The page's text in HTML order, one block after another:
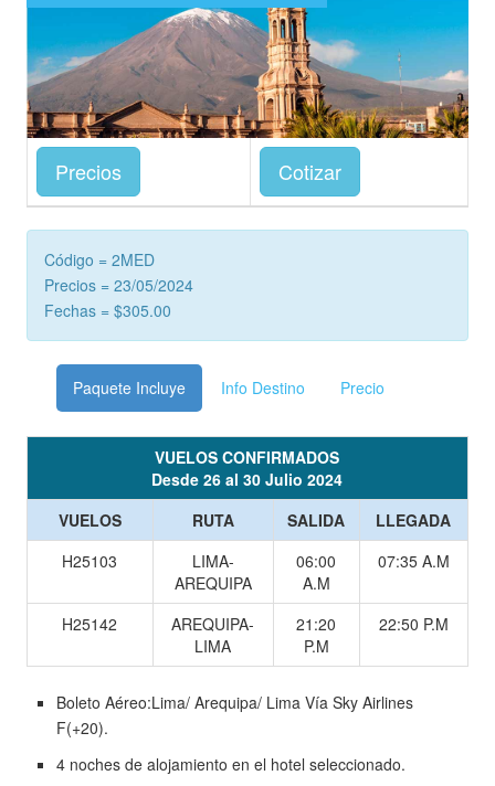
Precios Cotizar
Código = 2MED
Precios = 23/05/2024
Fechas = $305.00
Paquete Incluye Info Destino Precio
VUELOS CONFIRMADOS
Desde 26 al 30 Julio 2024
VUELOS
RUTA SALIDA
LLEGADA
H25103
LIMA-
AREQUIPA
06:00
A.M
07:35 A.M
H25142
AREQUIPA-
LIMA
21:20
P.M
22:50 P.M
Boleto Aéreo:Lima/ Arequipa/ Lima Vía Sky Airlines
F(+20).
4 noches de alojamiento en el hotel seleccionado.